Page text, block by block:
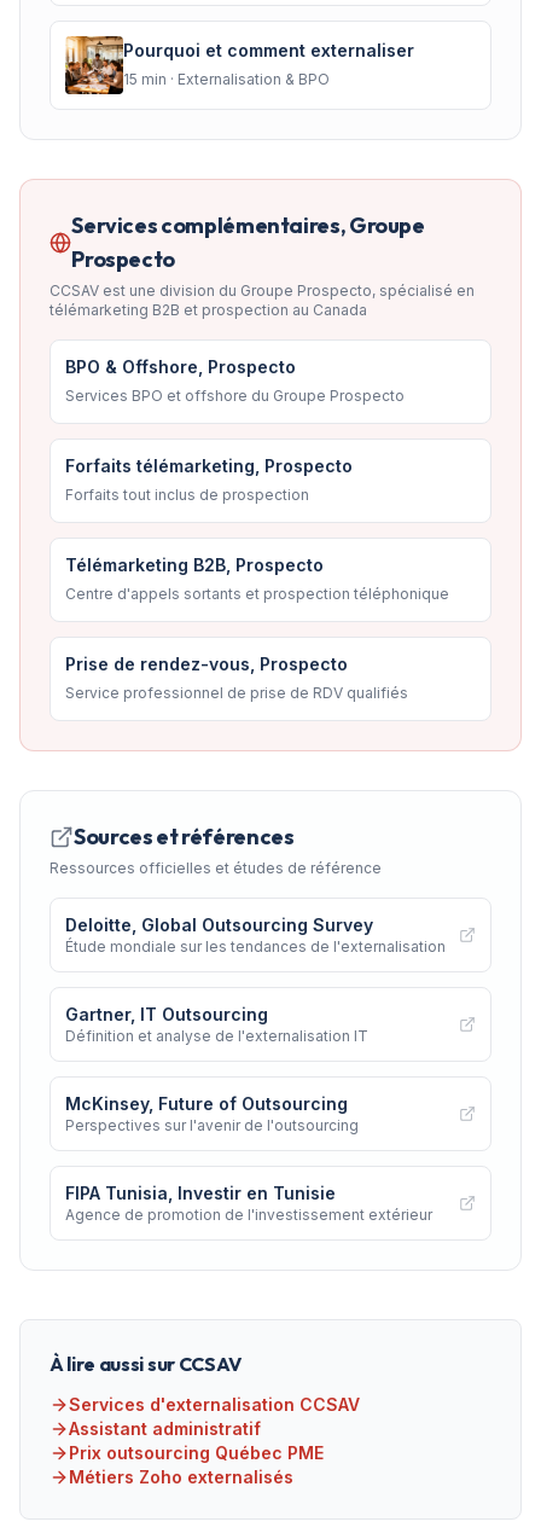
Pourquoi et comment externaliser
15 min · Externalisation & BPO
Services complémentaires, Groupe
Prospecto
CCSAV est une division du Groupe Prospecto, spécialisé en
télémarketing B2B et prospection au Canada
BPO & Offshore, Prospecto
Services BPO et offshore du Groupe Prospecto
Forfaits télémarketing, Prospecto
Forfaits tout inclus de prospection
Télémarketing B2B, Prospecto
Centre d'appels sortants et prospection téléphonique
Prise de rendez-vous, Prospecto
Service professionnel de prise de RDV qualifiés
Sources et références
Ressources officielles et études de référence
Deloitte, Global Outsourcing Survey
Étude mondiale sur les tendances de l'externalisation
Gartner, IT Outsourcing
Définition et analyse de l'externalisation IT
McKinsey, Future of Outsourcing
Perspectives sur l'avenir de l'outsourcing
FIPA Tunisia, Investir en Tunisie
Agence de promotion de l'investissement extérieur
À lire aussi sur CCSAV
Services d'externalisation CCSAV
Assistant administratif
Prix outsourcing Québec PME
Métiers Zoho externalisés